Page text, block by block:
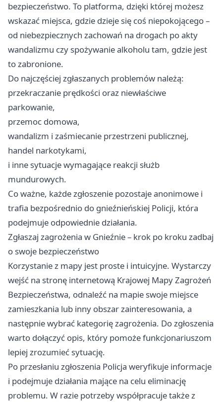
bezpieczeństwo. To platforma, dzięki której możesz
wskazać miejsca, gdzie dzieje się coś niepokojącego –
od niebezpiecznych zachowań na drogach po akty
wandalizmu czy spożywanie alkoholu tam, gdzie jest
to zabronione.
Do najczęściej zgłaszanych problemów należą:
przekraczanie prędkości oraz niewłaściwe
parkowanie,
przemoc domowa,
wandalizm i zaśmiecanie przestrzeni publicznej,
handel narkotykami,
i inne sytuacje wymagające reakcji służb
mundurowych.
Co ważne, każde zgłoszenie pozostaje anonimowe i
trafia bezpośrednio do gnieźnieńskiej Policji, która
podejmuje odpowiednie działania.
Zgłaszaj zagrożenia w Gnieźnie – krok po kroku zadbaj
o swoje bezpieczeństwo
Korzystanie z mapy jest proste i intuicyjne. Wystarczy
wejść na stronę internetową Krajowej Mapy Zagrożeń
Bezpieczeństwa, odnaleźć na mapie swoje miejsce
zamieszkania lub inny obszar zainteresowania, a
następnie wybrać kategorię zagrożenia. Do zgłoszenia
warto dołączyć opis, który pomoże funkcjonariuszom
lepiej zrozumieć sytuację.
Po przesłaniu zgłoszenia Policja weryfikuje informacje
i podejmuje działania mające na celu eliminację
problemu. W razie potrzeby współpracuje także z